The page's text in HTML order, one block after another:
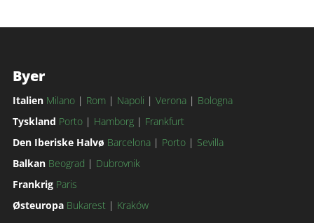
Byer
Italien Milano| Rom| Napoli | Verona| Bologna
Tyskland Porto| Hamborg| Frankfurt
Den Iberiske Halvø Barcelona| Porto| Sevilla
Balkan Beograd | Dubrovnik
Frankrig Paris
Østeuropa Bukarest | Kraków